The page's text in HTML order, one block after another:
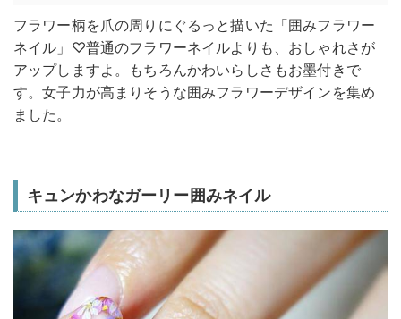
フラワー柄を爪の周りにぐるっと描いた「囲みフラワー
ネイル」♡普通のフラワーネイルよりも、おしゃれさが
アップしますよ。もちろんかわいらしさもお墨付きで
す。女子力が高まりそうな囲みフラワーデザインを集め
ました。
キュンかわなガーリー囲みネイル